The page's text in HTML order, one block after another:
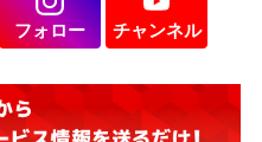
フォロー チャンネル